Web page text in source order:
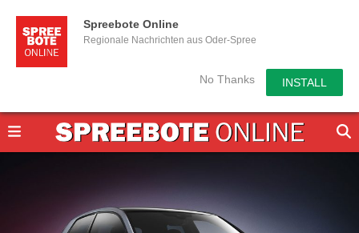
Spreebote Online
Regionale Nachrichten aus Oder-Spree
No Thanks INSTALL